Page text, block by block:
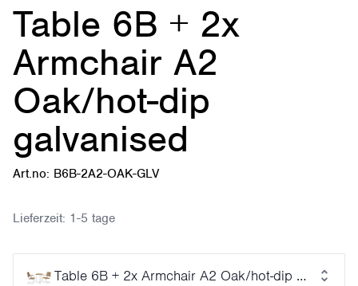
Table 6B + 2x
Armchair A2
Oak/hot-dip
galvanised
Art.no: B6B-2A2-OAK-GLV
Lieferzeit: 1-5 tage
Table 6B + 2x Armchair A2 Oak/hot-dip